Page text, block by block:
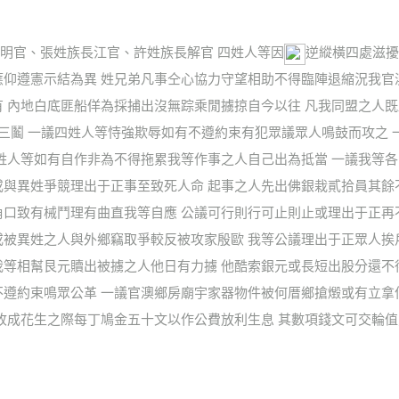
官、張姓族長江官、許姓族長解官 四姓人等因
逆縱橫四處滋
遵憲示結為異 姓兄弟凡事仝心協力守望相助不得臨陣退縮況我
地白底匪船佯為採捕出沒無踪乘閒擄掠自今以往 凡我同盟之人
鬮 一議四姓人等恃強欺辱如有不遵約束有犯眾議眾人鳴鼓而攻之
等如有自作非為不得拖累我等作事之人自己出為抵當 一議我等
異姓爭競理出于正事至致死人命 起事之人先出佛銀栽貳拾員其
致有械鬥理有曲直我等自應 公議可行則行可止則止或理出于正
異姓之人與外鄉竊取爭較反被攻家殷歐 我等公議理出于正眾人
相幫艮元贖出被擄之人他日有力擄 他酷索銀元或長短出股分還
約束鳴眾公革 一議官澳鄉房廟宇家器物件被何厝鄉搶燬或有立
花生之際每丁鳩金五十文以作公費放利生息 其數項錢文可交輪